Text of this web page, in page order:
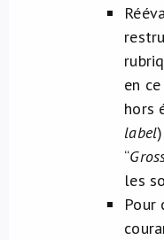
en
hors
label
“
les
Pour